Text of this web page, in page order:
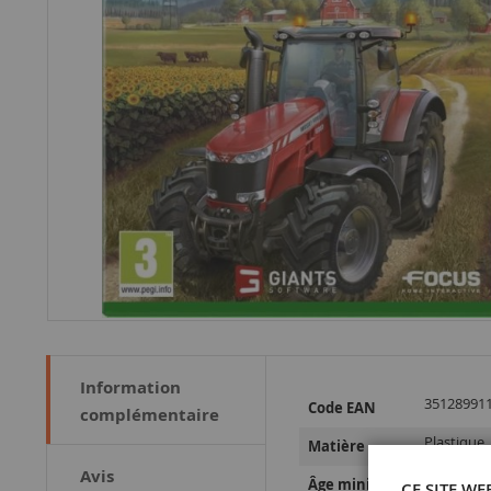
Information
complémentaire
Avis
d’information
Code EAN
Matière Plastique
Âge minimum